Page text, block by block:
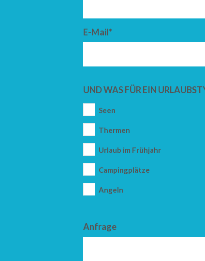
E-Mail*
UND WAS FÜR EIN
Seen
Thermen
Urlaub im Frühjahr
Campingplätze
Angeln
Anfrage